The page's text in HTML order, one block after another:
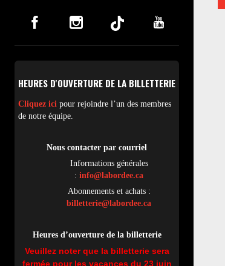
HEURES D'OUVERTURE DE LA BILLETTERIE
Cliquez ici pour rejoindre l’un des membres
de notre équipe.
Nous contacter par courriel
Informations générales
: info@labordee.ca
Abonnements et achats :
billetterie@labordee.ca
Heures d’ouverture de la billetterie
Veuillez noter que la billetterie sera
fermée pour les vacances du 23 juin